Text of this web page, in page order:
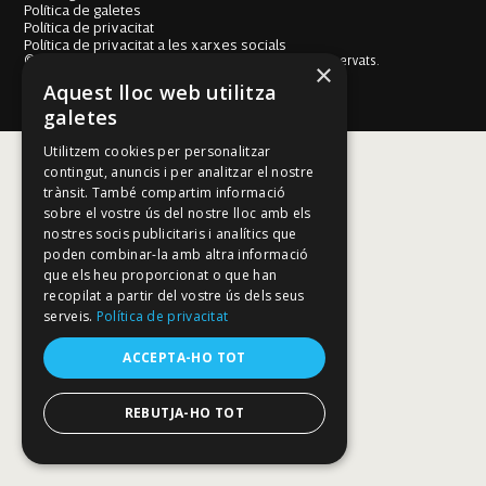
Política de galetes
Política de privacitat
Política de privacitat a les xarxes socials
© Fundació Mallorca Literària 2026. Tots els drets reservats.
Disseny i desenvolupament web BESTALDE STUDIO
×
Aquest lloc web utilitza
galetes
Utilitzem cookies per personalitzar
contingut, anuncis i per analitzar el nostre
trànsit. També compartim informació
sobre el vostre ús del nostre lloc amb els
nostres socis publicitaris i analítics que
poden combinar-la amb altra informació
que els heu proporcionat o que han
recopilat a partir del vostre ús dels seus
serveis. Política de privacitat
ACCEPTA-HO TOT
REBUTJA-HO TOT